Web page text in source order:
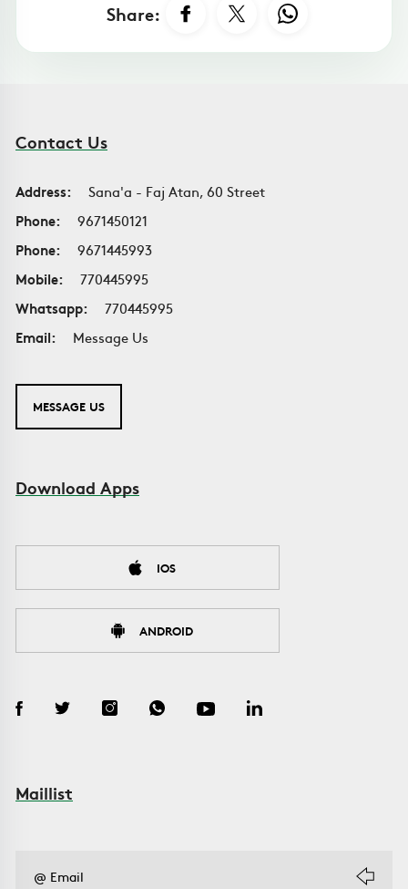
Share:
Contact Us
Address:
Sana'a - Faj Atan, 60 Street
Phone:
9671450121
Phone:
9671445993
Mobile:
770445995
Whatsapp:
770445995
Email:
Message Us
MESSAGE US
Download Apps
IOS
ANDROID
Maillist